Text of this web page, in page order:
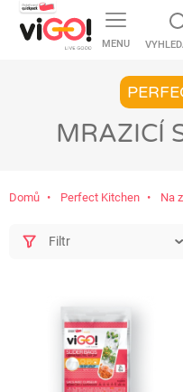
MENU
MRAZICÍ
Domů Perfect Kitchen Na
Filtr